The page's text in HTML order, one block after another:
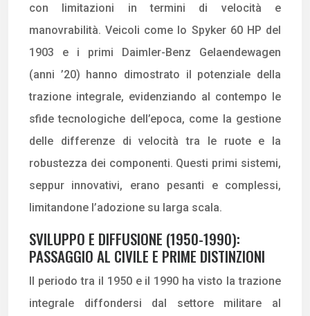
con limitazioni in termini di velocità e
manovrabilità. Veicoli come lo Spyker 60 HP del
1903 e i primi Daimler-Benz Gelaendewagen
(anni ’20) hanno dimostrato il potenziale della
trazione integrale, evidenziando al contempo le
sfide tecnologiche dell’epoca, come la gestione
delle differenze di velocità tra le ruote e la
robustezza dei componenti. Questi primi sistemi,
seppur innovativi, erano pesanti e complessi,
limitandone l’adozione su larga scala.
SVILUPPO E DIFFUSIONE (1950-1990):
PASSAGGIO AL CIVILE E PRIME DISTINZIONI
Il periodo tra il 1950 e il 1990 ha visto la trazione
integrale diffondersi dal settore militare al